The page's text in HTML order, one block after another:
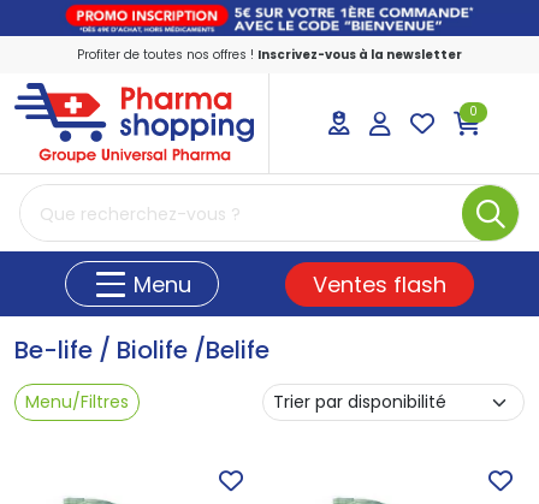
Profiter de toutes nos offres ! Inscrivez-vous à la newsletter
PharmaShopping Votre pharmacie en
0
Menu Ventes flash
Be-life / Biolife /Belife
Menu/Filtres